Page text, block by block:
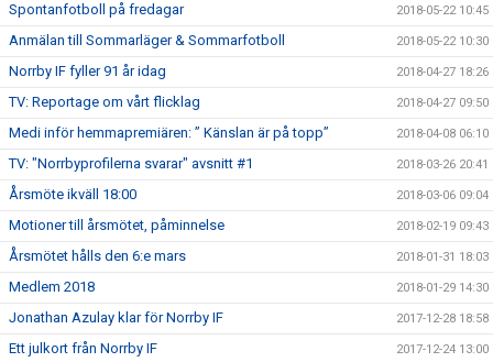
Spontanfotboll på fredagar 2018-05-22 10:45
Anmälan till Sommarläger & Sommarfotboll 2018-05-22 10:30
Norrby IF fyller 91 år idag 2018-04-27 18:26
TV: Reportage om vårt flicklag 2018-04-27 09:50
Medi inför hemmapremiären: ” Känslan är på topp” 2018-04-08 06:10
TV: "Norrbyprofilerna svarar" avsnitt #1 2018-03-26 20:41
Årsmöte ikväll 18:00 2018-03-06 09:04
Motioner till årsmötet, påminnelse 2018-02-19 09:43
Årsmötet hålls den 6:e mars 2018-01-31 18:03
Medlem 2018 2018-01-29 14:30
Jonathan Azulay klar för Norrby IF 2017-12-28 18:58
Ett julkort från Norrby IF 2017-12-24 13:00